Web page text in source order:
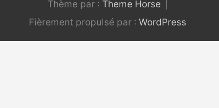
Thème par : Theme Horse
Fièrement propulsé par : WordPress